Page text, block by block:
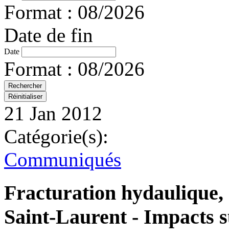
Format : 08/2026
Date de fin
Date
Format : 08/2026
21 Jan 2012
Catégorie(s):
Communiqués
Fracturation hydaulique,
Saint-Laurent - Impacts